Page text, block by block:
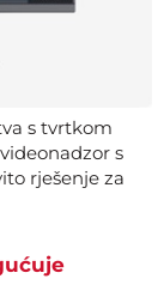
s tvrtkom
s
rješenje za